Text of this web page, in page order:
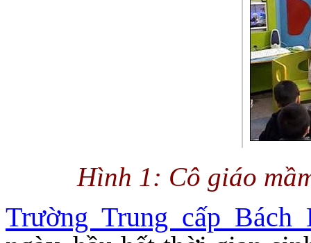
Hình 1: Cô giáo
Trường Trung cấp Bách